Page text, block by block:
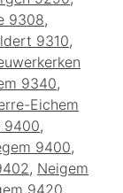
9308,
9310,
9340,
Eichem
9400,
9400,
, Neigem
9420,